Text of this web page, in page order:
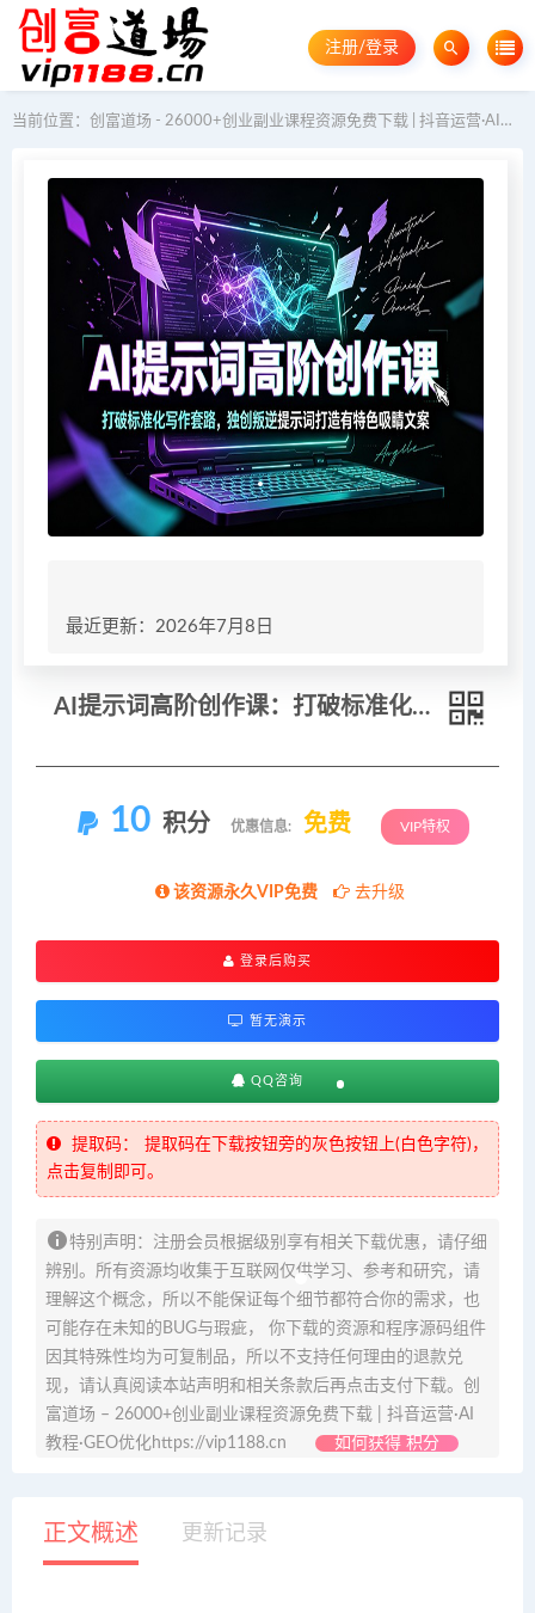
注册/登录
当前位置： 创富道场 - 26000+创业副业课程资源免费下载 | 抖音运营·AI教程·GEO优化
最近更新：2026年7月8日
AI提示词高阶创作课：打破标准化写作套路，独创叛逆提示词打造有特色吸睛文案
10 积分 优惠信息: 免费 VIP特权
该资源永久VIP免费 去升级
登录后购买
暂无演示
QQ咨询
提取码：
提取码在下载按钮旁的灰色按钮上(白色字符)，
点击复制即可。
特别声明：注册会员根据级别享有相关下载优惠，请仔细
辨别。所有资源均收集于互联网仅供学习、参考和研究，请
理解这个概念，所以不能保证每个细节都符合你的需求，也
可能存在未知的BUG与瑕疵， 你下载的资源和程序源码组件
因其特殊性均为可复制品，所以不支持任何理由的退款兑
现，请认真阅读本站声明和相关条款后再点击支付下载。创
富道场 – 26000+创业副业课程资源免费下载 | 抖音运营·AI
教程·GEO优化https://vip1188.cn
如何获得 积分
正文概述 更新记录